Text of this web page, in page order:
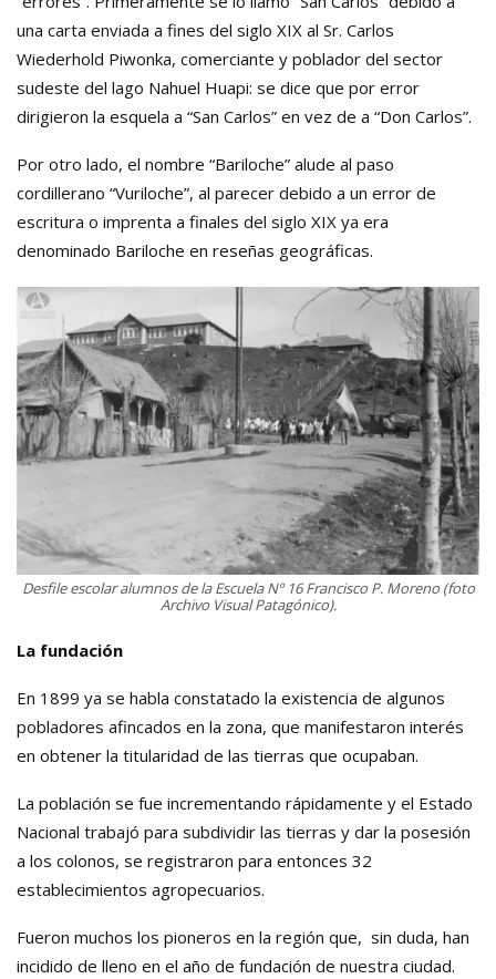
una carta enviada a fines del siglo XIX al Sr. Carlos
Wiederhold Piwonka, comerciante y poblador del sector
sudeste del lago Nahuel Huapi: se dice que por error
dirigieron la esquela a “San Carlos” en vez de a “Don Carlos”.
Por otro lado, el nombre “Bariloche” alude al paso
cordillerano “Vuriloche”, al parecer debido a un error de
escritura o imprenta a finales del siglo XIX ya era
denominado Bariloche en reseñas geográficas.
Desfile escolar alumnos de la Escuela Nº 16 Francisco P. Moreno (foto
Archivo Visual Patagónico).
La fundación
En 1899 ya se habla constatado la existencia de algunos
pobladores afincados en la zona, que manifestaron interés
en obtener la titularidad de las tierras que ocupaban.
La población se fue incrementando rápidamente y el Estado
Nacional trabajó para subdividir las tierras y dar la posesión
a los colonos, se registraron para entonces 32
establecimientos agropecuarios.
Fueron muchos los pioneros en la región que, sin duda, han
incidido de lleno en el año de fundación de nuestra ciudad.